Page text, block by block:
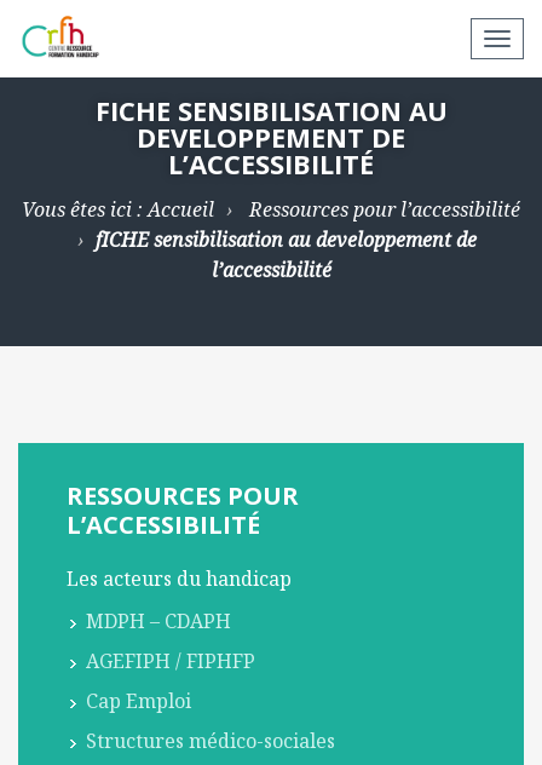
N
a
a
t
a
a
FICHE SENSIBILISATION AU
DEVELOPPEMENT DE
L’ACCESSIBILITÉ
Vous êtes ici :Accueil
Ressources pour l’accessibilité
fICHE sensibilisation au developpement de
l’accessibilité
RESSOURCES POUR
L’ACCESSIBILITÉ
Les acteurs du handicap
MDPH – CDAPH
AGEFIPH / FIPHFP
Cap Emploi
Structures médico-sociales